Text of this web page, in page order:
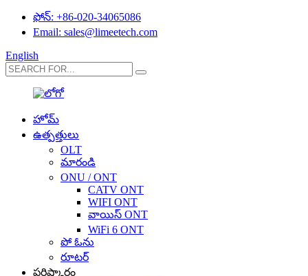
ఫోన్: +86-020-34065086
Email: sales@limeetech.com
English
హోమ్
ఉత్పత్తులు
OLT
మారండి
ONU / ONT
CATV ONT
WIFI ONT
వాయిస్ ONT
WiFi 6 ONT
పో ఓను
రూటర్
పరిష్కారం